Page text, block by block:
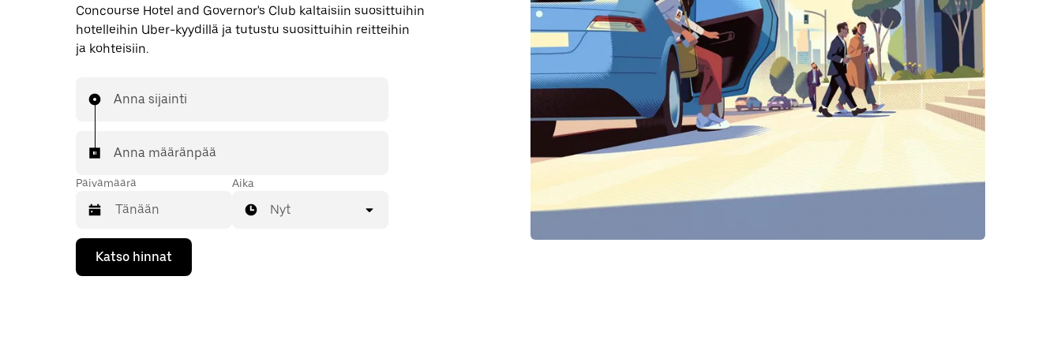
Concourse Hotel and Governor's Club kaltaisiin suosittuihin
hotelleihin Uber-kyydillä ja tutustu suosittuihin reitteihin
ja kohteisiin.
Anna sijainti
Anna määränpää
Päivämäärä
Valitse
päivämäärä
kalenterissa
Aika
Nyt
Katso hinnat